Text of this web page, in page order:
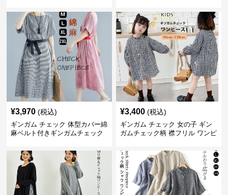
¥3,970 (税込)
ギンガム チェック 体型カバー綿
麻ベルト付きギンガムチェック
¥3,400 (税込)
ギンガム チェック 女の子 ギン
ガムチェック柄 襟フリル ワンピ